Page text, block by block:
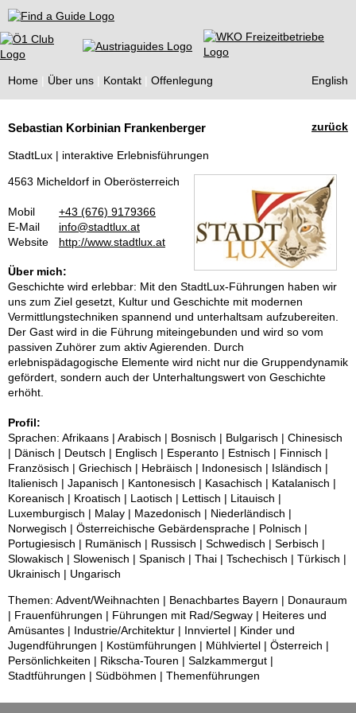
Find a Guide
Home Über uns Kontakt Offenlegung English
Guides
zurück
Sebastian Korbinian Frankenberger
StadtLux | interaktive Erlebnisführungen
4563 Micheldorf in Oberösterreich
Mobil
+43 (676) 9179366
E-Mail
info@stadtlux.at
Website
http://www.stadtlux.at
Über mich:
Geschichte wird erlebbar: Mit den StadtLux-Führungen haben wir
uns zum Ziel gesetzt, Kultur und Geschichte mit modernen
Vermittlungstechniken spannend und unterhaltsam aufzubereiten.
Der Gast wird in die Führung miteingebunden und wird so vom
passiven Zuhörer zum aktiv Agierenden. Durch
erlebnispädagogische Elemente wird nicht nur die Gruppendynamik
gefördert, sondern auch der Unterhaltungswert von Geschichte
erhöht.
Profil:
Sprachen: Afrikaans | Arabisch | Bosnisch | Bulgarisch | Chinesisch
| Dänisch | Deutsch | Englisch | Esperanto | Estnisch | Finnisch |
Französisch | Griechisch | Hebräisch | Indonesisch | Isländisch |
Italienisch | Japanisch | Kantonesisch | Kasachisch | Katalanisch |
Koreanisch | Kroatisch | Laotisch | Lettisch | Litauisch |
Luxemburgisch | Malay | Mazedonisch | Niederländisch |
Norwegisch | Österreichische Gebärdensprache | Polnisch |
Portugiesisch | Rumänisch | Russisch | Schwedisch | Serbisch |
Slowakisch | Slowenisch | Spanisch | Thai | Tschechisch | Türkisch |
Ukrainisch | Ungarisch
Themen: Advent/Weihnachten | Benachbartes Bayern | Donauraum
| Frauenführungen | Führungen mit Rad/Segway | Heiteres und
Amüsantes | Industrie/Architektur | Innviertel | Kinder und
Jugendführungen | Kostümführungen | Mühlviertel | Österreich |
Persönlichkeiten | Rikscha-Touren | Salzkammergut |
Stadtführungen | Südböhmen | Themenführungen